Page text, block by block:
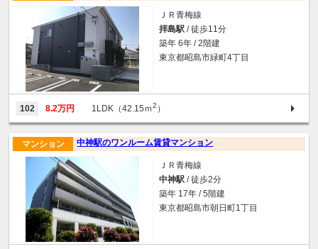
ＪＲ青梅線
拝島駅 / 徒歩11分
築年 6年 / 2階建
東京都昭島市緑町4丁目
102 8.2万円 1LDK（42.15ｍ2 ）
中神駅のワンルーム賃貸マンション
マンション
ＪＲ青梅線
中神駅 / 徒歩2分
築年 17年 / 5階建
東京都昭島市朝日町1丁目